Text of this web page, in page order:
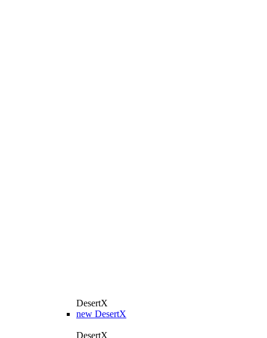
DesertX
new DesertX
DesertX